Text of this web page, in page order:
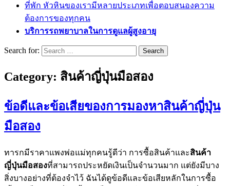
ที่พัก หัวหินของเรามีหลายประเภทเพื่อตอบสนองความ
ต้องการของทุกคน
บริการรถพยาบาลในการดูแลผู้สูงอายุ
Search for:
Category: สินค้าญี่ปุ่นมือสอง
ข้อดีและข้อเสียของการมองหาสินค้าญี่ปุ่น
มือสอง
ทารกมีราคาแพงพ่อแม่ทุกคนรู้ดีว่า การซื้อสินค้าและสินค้า
ญี่ปุ่นมือสองที่สามารถประหยัดเงินเป็นจำนวนมาก แต่ยังมีบาง
สิ่งบางอย่างที่ต้องจำไว้ ฉันได้ดูข้อดีและข้อเสียหลักในการซื้อ